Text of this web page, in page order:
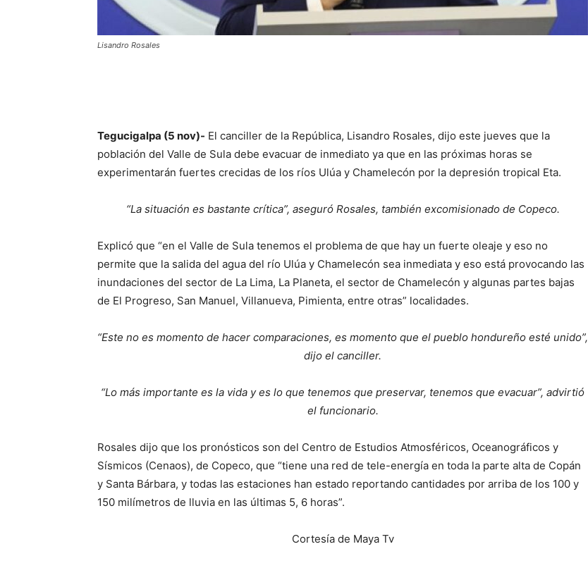
Lisandro Rosales
Tegucigalpa (5 nov)- El canciller de la República, Lisandro Rosales, dijo este jueves que la
población del Valle de Sula debe evacuar de inmediato ya que en las próximas horas se
experimentarán fuertes crecidas de los ríos Ulúa y Chamelecón por la depresión tropical Eta.
“La situación es bastante crítica”, aseguró Rosales, también excomisionado de Copeco.
Explicó que “en el Valle de Sula tenemos el problema de que hay un fuerte oleaje y eso no
permite que la salida del agua del río Ulúa y Chamelecón sea inmediata y eso está provocando las
inundaciones del sector de La Lima, La Planeta, el sector de Chamelecón y algunas partes bajas
de El Progreso, San Manuel, Villanueva, Pimienta, entre otras” localidades.
“Este no es momento de hacer comparaciones, es momento que el pueblo hondureño esté unido”,
dijo el canciller.
“Lo más importante es la vida y es lo que tenemos que preservar, tenemos que evacuar”, advirtió
el funcionario.
Rosales dijo que los pronósticos son del Centro de Estudios Atmosféricos, Oceanográficos y
Sísmicos (Cenaos), de Copeco, que “tiene una red de tele-energía en toda la parte alta de Copán
y Santa Bárbara, y todas las estaciones han estado reportando cantidades por arriba de los 100 y
150 milímetros de lluvia en las últimas 5, 6 horas”.
Cortesía de Maya Tv